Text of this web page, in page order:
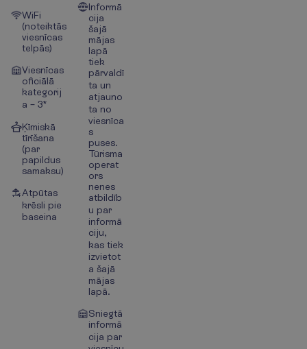
WiFi
(noteiktās
viesnīcas
telpās)
Viesnīcas
oficiālā
kategorij
a – 3*
Ķīmiskā
tīrīšana
(par
papildus
samaksu)
Atpūtas
krēsli pie
baseina
Informā
cija
šajā
mājas
lapā
tiek
pārvaldī
ta un
atjauno
ta no
viesnīca
s
puses.
Tūrisma
operat
ors
nenes
atbildīb
u par
informā
ciju,
kas tiek
izvietot
a šajā
mājas
lapā.
Sniegtā
informā
cija par